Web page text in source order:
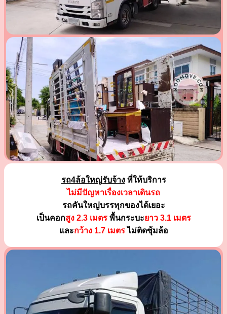
รถ4ล้อใหญ่รับจ้างที่ให้บริการ
ไม่มีปัญหาเรื่องเวลาเดินรถ
รถคันใหญ่บรรทุกของได้เยอะ
เป็นคอกสูง 2.3 เมตรพื้นกระบะยาว 3.1 เมตร
และกว้าง 1.7 เมตรไม่ติดซุ้มล้อ